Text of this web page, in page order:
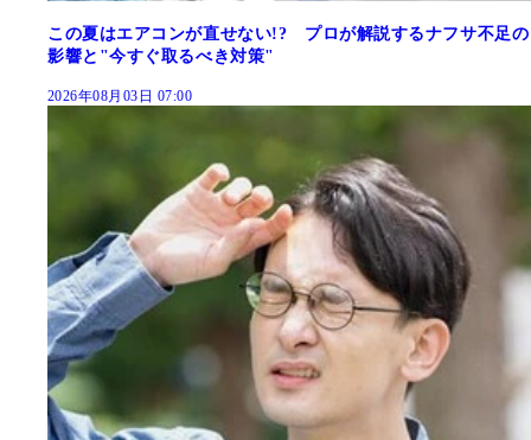
この夏はエアコンが直せない!? プロが解説するナフサ不足の
影響と"今すぐ取るべき対策"
2026年08月03日 07:00